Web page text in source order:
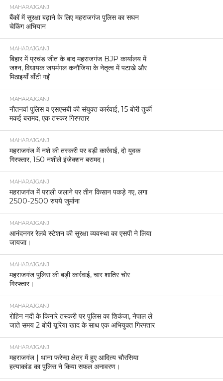
MAHARAJGANJ
बैंकों में सुरक्षा बढ़ाने के लिए महराजगंज पुलिस का सघन
चेकिंग अभियान
MAHARAJGANJ
बिहार में प्रचंड जीत के बाद महराजगंज BJP कार्यालय में
जश्न, विधायक जयमंगल कनौजिया के नेतृत्व में पटाखे और
मिठाइयाँ बाँटी गईं
MAHARAJGANJ
नौतनवां पुलिस व एसएसबी की संयुक्त कार्रवाई, 15 बोरी तुर्की
मकई बरामद, एक तस्कर गिरफ्तार
MAHARAJGANJ
महराजगंज में नशे की तस्करी पर बड़ी कार्रवाई, दो युवक
गिरफ्तार, 150 नशीले इंजेक्शन बरामद।
MAHARAJGANJ
महराजगंज में पराली जलाने पर तीन किसान पकड़े गए, लगा
2500-2500 रुपये जुर्माना
MAHARAJGANJ
आनंदनगर रेलवे स्टेशन की सुरक्षा व्यवस्था का एसपी ने लिया
जायजा।
MAHARAJGANJ
महराजगंज पुलिस की बड़ी कार्रवाई, चार शातिर चोर
गिरफ्तार।
MAHARAJGANJ
रोहिन नदी के किनारे तस्करी पर पुलिस का शिकंजा, नेपाल ले
जाते समय 2 बोरी यूरिया खाद के साथ एक अभियुक्त गिरफ्तार
MAHARAJGANJ
महराजगंज | थाना फरेन्दा क्षेत्र में हुए आदित्य चौरसिया
हत्याकांड का पुलिस ने किया सफल अनावरण।